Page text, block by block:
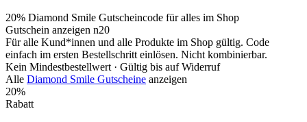
20% Diamond Smile Gutscheincode für alles im Shop
Gutschein anzeigen n20
Für alle Kund*innen und alle Produkte im Shop gültig. Code
einfach im ersten Bestellschritt einlösen. Nicht kombinierbar.
Kein Mindestbestellwert · Gültig bis auf Widerruf
Alle Diamond Smile Gutscheine anzeigen
20%
Rabatt